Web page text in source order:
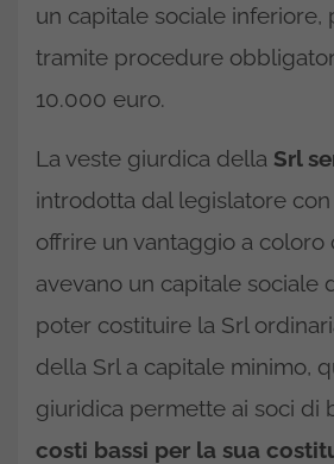
un capitale sociale inferiore,
tramite procedure
10.000 euro.
La veste giurdica della Srl
introdotta dal legislatore
offrire un vantaggio a coloro
avevano un capitale sociale
poter costituire la Srl
della Srl a capitale minimo,
giuridica permette ai soci di
costi bassi per la sua